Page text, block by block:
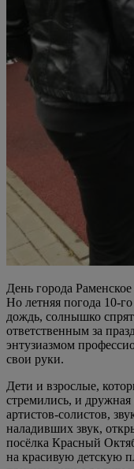
День города
Но летняя погода 10-
дождь, солнышко
ответственным за
энтузиазмом
свои руки.
Дети и взрослые,
стремились, и дружная
артистов-солистов,
наладивших звук,
посёлка Красный
на красивую детскую